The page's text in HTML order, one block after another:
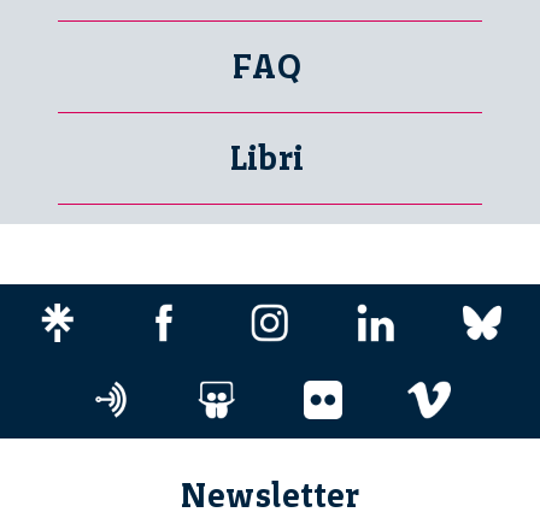
FAQ
Libri
Newsletter